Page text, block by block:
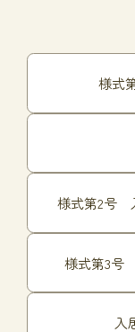
様式
様式第2号
様式第3号
入